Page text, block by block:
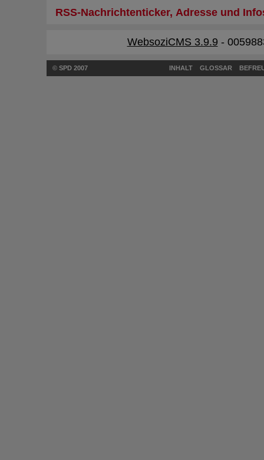
RSS-Nachrichtenticker, Adresse und
WebsoziCMS 3.9.9 -
© SPD 2007 INHALT GLOSSAR